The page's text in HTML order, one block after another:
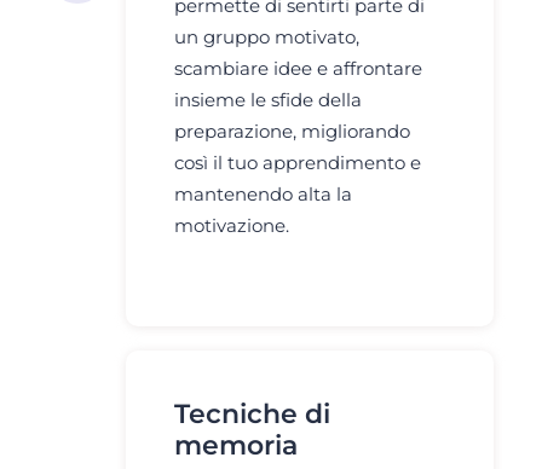
permette di sentirti parte di
un gruppo motivato,
scambiare idee e affrontare
insieme le sfide della
preparazione, migliorando
così il tuo apprendimento e
mantenendo alta la
motivazione.
Tecniche di
memoria